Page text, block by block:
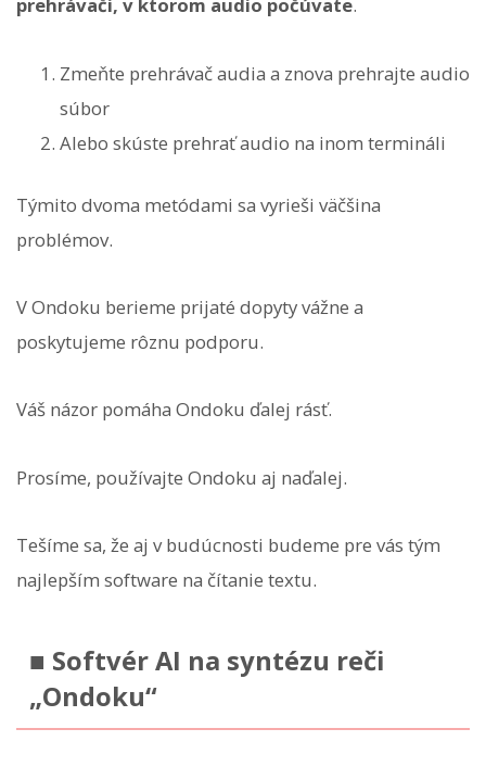
prehrávači, v ktorom audio počúvate.
Zmeňte prehrávač audia a znova prehrajte audio
súbor
Alebo skúste prehrať audio na inom termináli
Týmito dvoma metódami sa vyrieši väčšina
problémov.
V Ondoku berieme prijaté dopyty vážne a
poskytujeme rôznu podporu.
Váš názor pomáha Ondoku ďalej rásť.
Prosíme, používajte Ondoku aj naďalej.
Tešíme sa, že aj v budúcnosti budeme pre vás tým
najlepším software na čítanie textu.
■ Softvér AI na syntézu reči
„Ondoku“